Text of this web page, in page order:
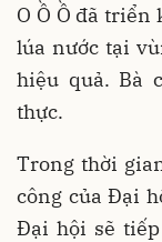
O Ồ Ồ đã
lúa nước tại
hiệu quả. Bà
thực.
Trong thời
công của Đại
Đại hội sẽ